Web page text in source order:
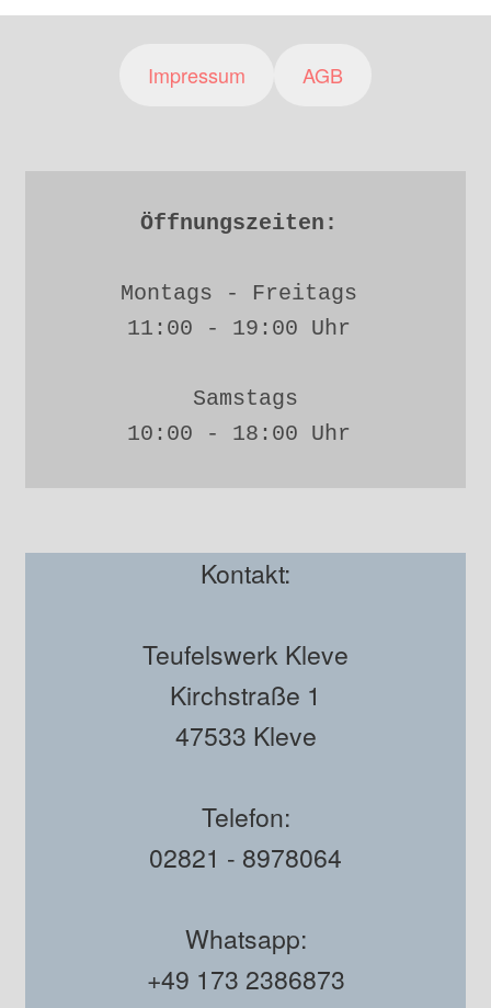
Impressum AGB
Öffnungszeiten:
Montags - Freitags
11:00 - 19:00 Uhr
Samstags
10:00 - 18:00 Uhr
Kontakt:
Teufelswerk Kleve
Kirchstraße 1
47533 Kleve
Telefon:
02821 - 8978064
Whatsapp:
+49 173 2386873